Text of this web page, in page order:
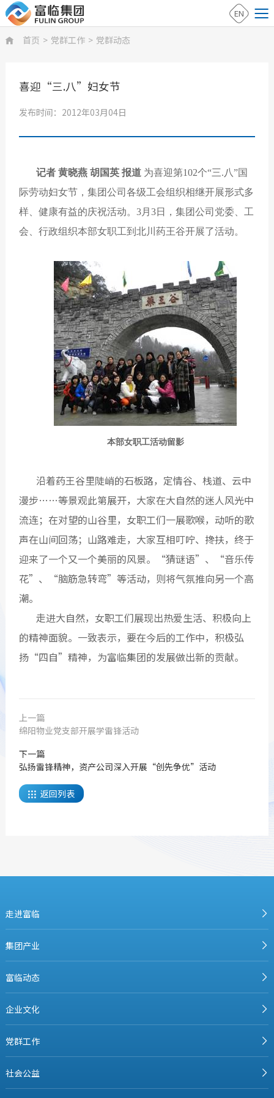
EN
 首页 > 党群工作 > 党群动态
喜迎“三.八”妇女节
发布时间：2012年03月04日
记者 黄晓燕 胡国英 报道 为喜迎第102个“三.八”国
际劳动妇女节，集团公司各级工会组织相继开展形式多
样、健康有益的庆祝活动。3月3日，集团公司党委、工
会、行政组织本部女职工到北川药王谷开展了活动。
本部女职工活动留影
沿着药王谷里陡峭的石板路，定情谷、栈道、云中
漫步……等景观此第展开，大家在大自然的迷人风光中
流连；在对望的山谷里，女职工们一展歌喉，动听的歌
声在山间回荡；山路难走，大家互相叮咛、搀扶，终于
迎来了一个又一个美丽的风景。“猜谜语”、“音乐传
花”、“脑筋急转弯”等活动，则将气氛推向另一个高
潮。
走进大自然，女职工们展现出热爱生活、积极向上
的精神面貌。一致表示，要在今后的工作中，积极弘
扬“四自”精神，为富临集团的发展做出新的贡献。
上一篇
绵阳物业党支部开展学雷锋活动
下一篇
弘扬雷锋精神，资产公司深入开展“创先争优”活动
 返回列表
走进富临
集团产业
富临动态
企业文化
党群工作
社会公益